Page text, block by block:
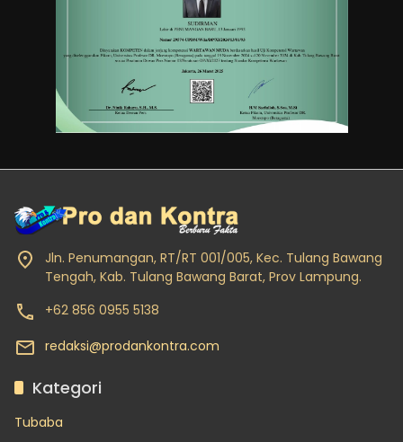
Jln. Penumangan, RT/RT 001/005, Kec. Tulang Bawang
Tengah, Kab. Tulang Bawang Barat, Prov Lampung.
+62 856 0955 5138
redaksi@prodankontra.com
Kategori
Tubaba